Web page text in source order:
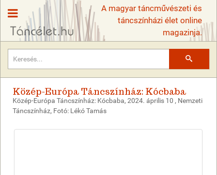
A magyar táncművészeti és
táncszínházi élet online
magazinja.
Közép-Európa Táncszínház: Kócbaba
Közép-Európa Táncszínház: Kócbaba, 2024. április 10 , Nemzeti
Táncszínház, Fotó: Lékó Tamás